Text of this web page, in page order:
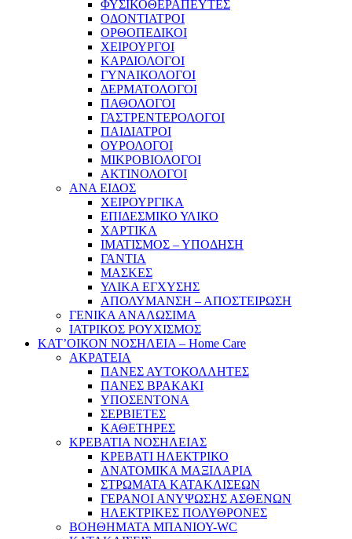
ΦΥΣΙΚΟΘΕΡΑΠΕΥΤΕΣ
ΟΔΟΝΤΙΑΤΡΟΙ
ΟΡΘΟΠΕΔΙΚΟΙ
ΧΕΙΡΟΥΡΓΟΙ
ΚΑΡΔΙΟΛΟΓΟΙ
ΓΥΝΑΙΚΟΛΟΓΟΙ
ΔΕΡΜΑΤΟΛΟΓΟΙ
ΠΑΘΟΛΟΓΟΙ
ΓΑΣΤΡΕΝΤΕΡΟΛΟΓΟΙ
ΠΑΙΔΙΑΤΡΟΙ
ΟΥΡΟΛΟΓΟΙ
ΜΙΚΡΟΒΙΟΛΟΓΟΙ
ΑΚΤΙΝΟΛΟΓΟΙ
ΑΝΑ ΕΙΔΟΣ
ΧΕΙΡΟΥΡΓΙΚΑ
ΕΠΙΔΕΣΜΙΚΟ ΥΛΙΚΟ
ΧΑΡΤΙΚΑ
ΙΜΑΤΙΣΜΟΣ – ΥΠΟΔΗΣΗ
ΓΑΝΤΙΑ
ΜΑΣΚΕΣ
ΥΛΙΚΑ ΕΓΧΥΣΗΣ
ΑΠΟΛΥΜΑΝΣΗ – ΑΠΟΣΤΕΙΡΩΣΗ
ΓΕΝΙΚΑ ΑΝΑΛΩΣΙΜΑ
ΙΑΤΡΙΚΟΣ ΡΟΥΧΙΣΜΟΣ
ΚΑΤ’ΟΙΚΟΝ ΝΟΣΗΛΕΙΑ – Home Care
ΑΚΡΑΤΕΙΑ
ΠΑΝΕΣ ΑΥΤΟΚΟΛΛΗΤΕΣ
ΠΑΝΕΣ ΒΡΑΚΑΚΙ
ΥΠΟΣΕΝΤΟΝΑ
ΣΕΡΒΙΕΤΕΣ
ΚΑΘΕΤΗΡΕΣ
ΚΡΕΒΑΤΙΑ ΝΟΣΗΛΕΙΑΣ
ΚΡΕΒΑΤΙ ΗΛΕΚΤΡΙΚΟ
ΑΝΑΤΟΜΙΚΑ ΜΑΞΙΛΑΡΙΑ
ΣΤΡΩΜΑΤΑ ΚΑΤΑΚΛΙΣΕΩΝ
ΓΕΡΑΝΟΙ ΑΝΥΨΩΣΗΣ ΑΣΘΕΝΩΝ
ΗΛΕΚΤΡΙΚΕΣ ΠΟΛΥΘΡΟΝΕΣ
ΒΟΗΘΗΜΑΤΑ ΜΠΑΝΙΟΥ-WC